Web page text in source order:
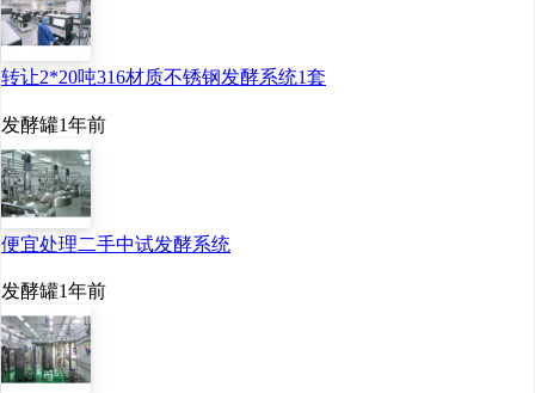
转让2*20吨316材质不锈钢发酵系统1套
发酵罐1年前
便宜处理二手中试发酵系统
发酵罐1年前